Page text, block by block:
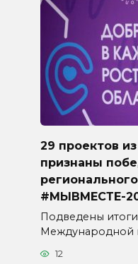
29 проектов
признаны
#МЫВМЕСТЕ-
Подведены
Международной
12